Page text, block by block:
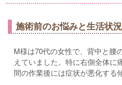
施術前のお悩みと生活状況
M様は70代の女性で、背中と腰
えていました。特に右側全体に
間の作業後には症状が悪化する